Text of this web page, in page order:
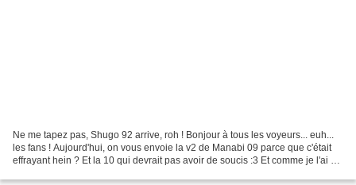
Ne me tapez pas, Shugo 92 arrive, roh ! Bonjour à tous les voyeurs... euh...
les fans ! Aujourd'hui, on vous envoie la v2 de Manabi 09 parce que c'était
effrayant hein ? Et la 10 qui devrait pas avoir de soucis :3 Et comme je l'ai dit